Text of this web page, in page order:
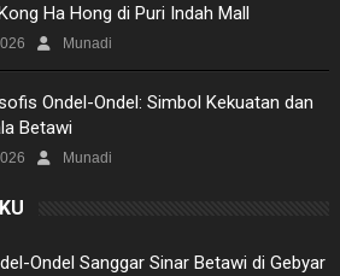
Ha Hong di Puri Indah Mall
Munadi
Ondel-Ondel: Simbol Kekuatan dan
Betawi
Munadi
Ondel Sanggar Sinar Betawi di Gebyar